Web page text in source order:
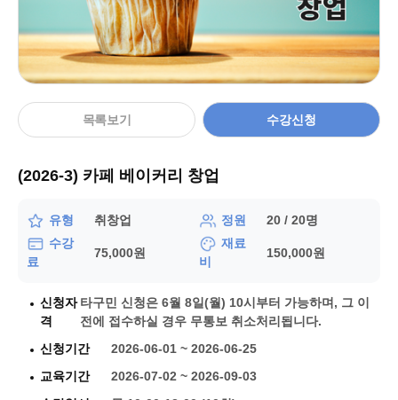
목록보기 수강신청
(2026-3) 카페 베이커리 창업
유형 취창업 정원
20 / 20명
수강
료
75,000원
재료
비
150,000원
신청자
격
타구민 신청은 6월 8일(월) 10시부터 가능하며, 그 이
전에 접수하실 경우 무통보 취소처리됩니다.
신청기간
2026-06-01 ~ 2026-06-25
교육기간
2026-07-02 ~ 2026-09-03